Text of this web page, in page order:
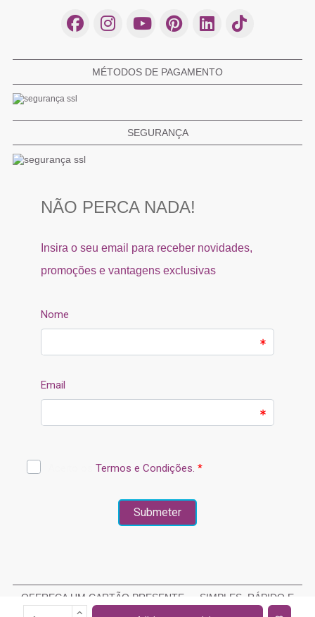
MÉTODOS DE PAGAMENTO
SEGURANÇA
OFEREÇA UM CARTÃO PRESENTE — SIMPLES, RÁPIDO E
ELEGANTE